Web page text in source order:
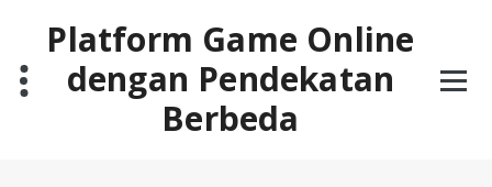
contentPlatform Game Online
dengan Pendekatan
Berbeda